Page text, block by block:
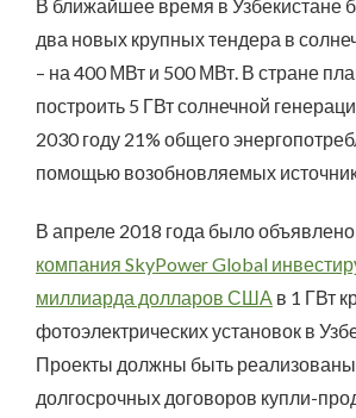
В ближайшее время в Узбекистане
два новых крупных тендера в
– на 400 МВт и 500 МВт. В стране
построить 5 ГВт солнечной
2030 году 21% общего
помощью возобновляемых
В апреле 2018 года было
компания SkyPower Global
миллиарда долларов США в 1 ГВт
фотоэлектрических установок в
Проекты должны быть
долгосрочных договоров купли-